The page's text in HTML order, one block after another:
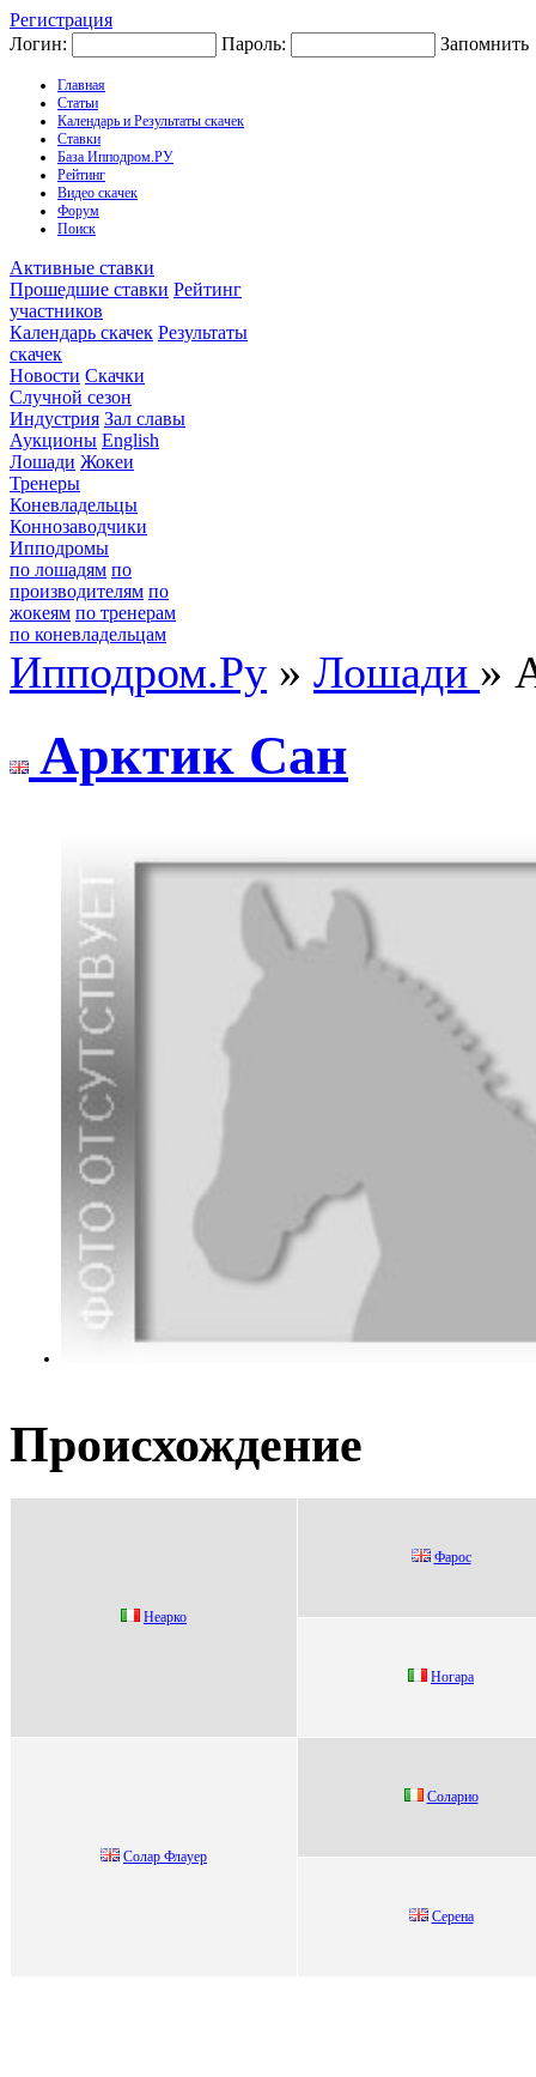
Регистрация
Логин:
Пароль: Запомнить
Главная
Статьи
Календарь и Результаты скачек
Ставки
База Ипподром.РУ
Рейтинг
Видео скачек
Форум
Поиск
Активные ставки
Прошедшие ставки Рейтинг
участников
Календарь скачек Результаты
скачек
Новости Скачки
Случной сезон
Индустрия Зал славы
Аукционы English
Лошади Жокеи
Тренеры
Коневладельцы
Коннозаводчики
Ипподромы
по лошадям по
производителям по
жокеям по тренерам
по коневладельцам
Ипподром.Ру » Лошади »
Aрктик Сaн
Происхождение
Heаpко
Фаpoс
Hогapa
Coлaр Флaуер
Coлаpиo
Cepeнa